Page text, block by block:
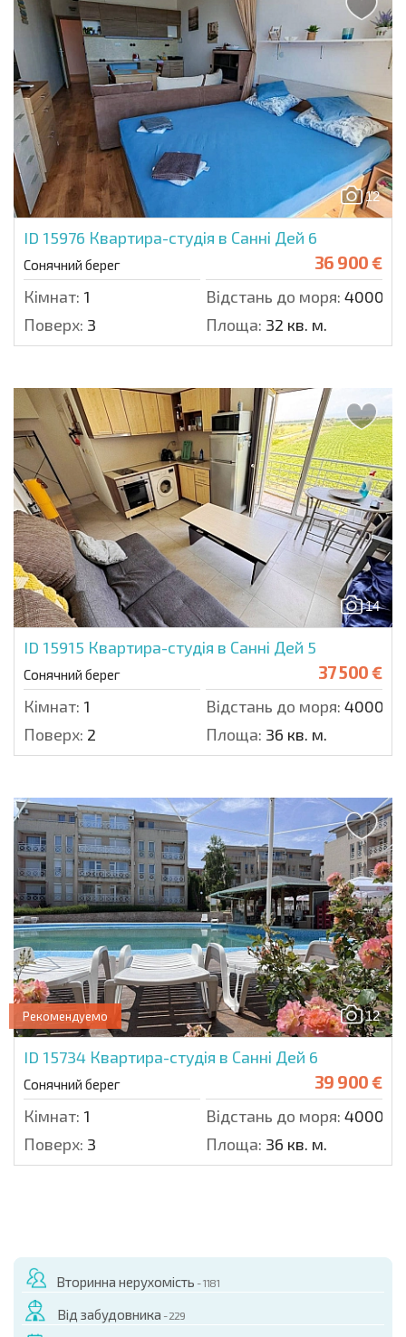
12
ID 15976 Квартира-студія в Санні Дей 6
Сонячний берег 36 900 €
Кімнат: 1 Відстань до моря: 4000 м.
Поверх: 3 Площа: 32 кв. м.
14
ID 15915 Квартира-студія в Санні Дей 5
Сонячний берег 37 500 €
Кімнат: 1 Відстань до моря: 4000 м.
Поверх: 2 Площа: 36 кв. м.
12
Рекомендуемо
ID 15734 Квартира-студія в Санні Дей 6
Сонячний берег 39 900 €
Кімнат: 1 Відстань до моря: 4000 м.
Поверх: 3 Площа: 36 кв. м.
Вторинна нерухомість - 1181
Від забудовника - 229